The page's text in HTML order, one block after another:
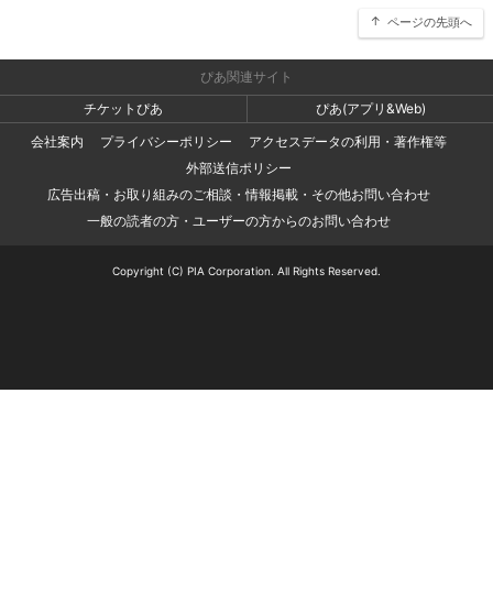
ページの先頭へ
ぴあ関連サイト
チケットぴあ
ぴあ(アプリ&Web)
会社案内
プライバシーポリシー
アクセスデータの利用・著作権等
外部送信ポリシー
広告出稿・お取り組みのご相談・情報掲載・その他お問い合わせ
一般の読者の方・ユーザーの方からのお問い合わせ
Copyright (C) PIA Corporation. All Rights Reserved.